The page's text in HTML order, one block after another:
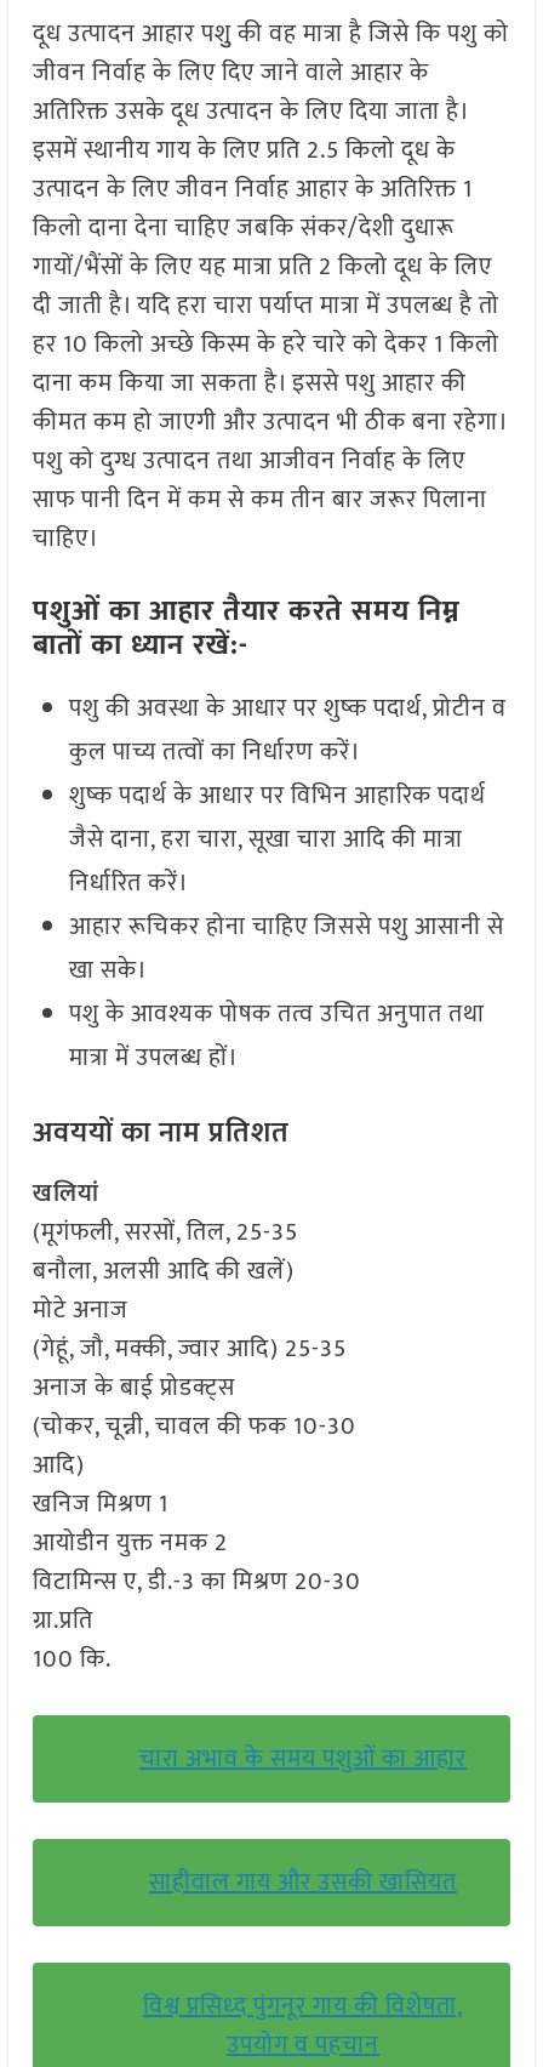
दूध उत्पादन आहार पशुु की वह मात्रा है जिसे कि पशु को
जीवन निर्वाह के लिए दिए जाने वाले आहार के
अतिरिक्त उसके दूध उत्पादन के लिए दिया जाता है।
इसमें स्थानीय गाय के लिए प्रति 2.5 किलो दूध के
उत्पादन के लिए जीवन निर्वाह आहार के अतिरिक्त 1
किलो दाना देना चाहिए जबकि संकर/देशी दुधारू
गायों/भैंसों के लिए यह मात्रा प्रति 2 किलो दूध के लिए
दी जाती है। यदि हरा चारा पर्याप्त मात्रा में उपलब्ध है तो
हर 10 किलो अच्छे किस्म के हरे चारे को देकर 1 किलो
दाना कम किया जा सकता है। इससे पशु आहार की
कीमत कम हो जाएगी और उत्पादन भी ठीक बना रहेगा।
पशु को दुग्ध उत्पादन तथा आजीवन निर्वाह के लिए
साफ पानी दिन में कम से कम तीन बार जरूर पिलाना
चाहिए।
पशुओं का आहार तैयार करते समय निम्न
बातों का ध्यान रखें:-
पशु की अवस्था के आधार पर शुष्क पदार्थ, प्रोटीन व
कुल पाच्य तत्वों का निर्धारण करें।
शुष्क पदार्थ के आधार पर विभिन आहारिक पदार्थ
जैसे दाना, हरा चारा, सूखा चारा आदि की मात्रा
निर्धारित करें।
आहार रूचिकर होना चाहिए जिससे पशु आसानी से
खा सके।
पशु के आवश्यक पोषक तत्व उचित अनुपात तथा
मात्रा में उपलब्ध हों।
अवययों का नाम प्रतिशत
खलियां
(मूगंफली, सरसों, तिल, 25-35
बनौला, अलसी आदि की खलें)
मोटे अनाज
(गेहूं, जौ, मक्की, ज्वार आदि) 25-35
अनाज के बाई प्रोडक्ट्स
(चोकर, चून्नी, चावल की फक 10-30
आदि)
खनिज मिश्रण 1
आयोडीन युक्त नमक 2
विटामिन्स ए, डी.-3 का मिश्रण 20-30
ग्रा.प्रति
100 कि.
चारा अभाव के समय पशुओं का आहार
साहीवाल गाय और उसकी खासियत
विश्व प्रसिध्द पुंगनूर गाय की विशेषता,
उपयोग व पहचान